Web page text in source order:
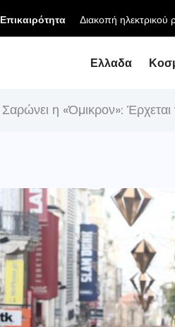
Επικαιρότητα
Ελλαδα
Σαρώνει η «Όμικρον»: